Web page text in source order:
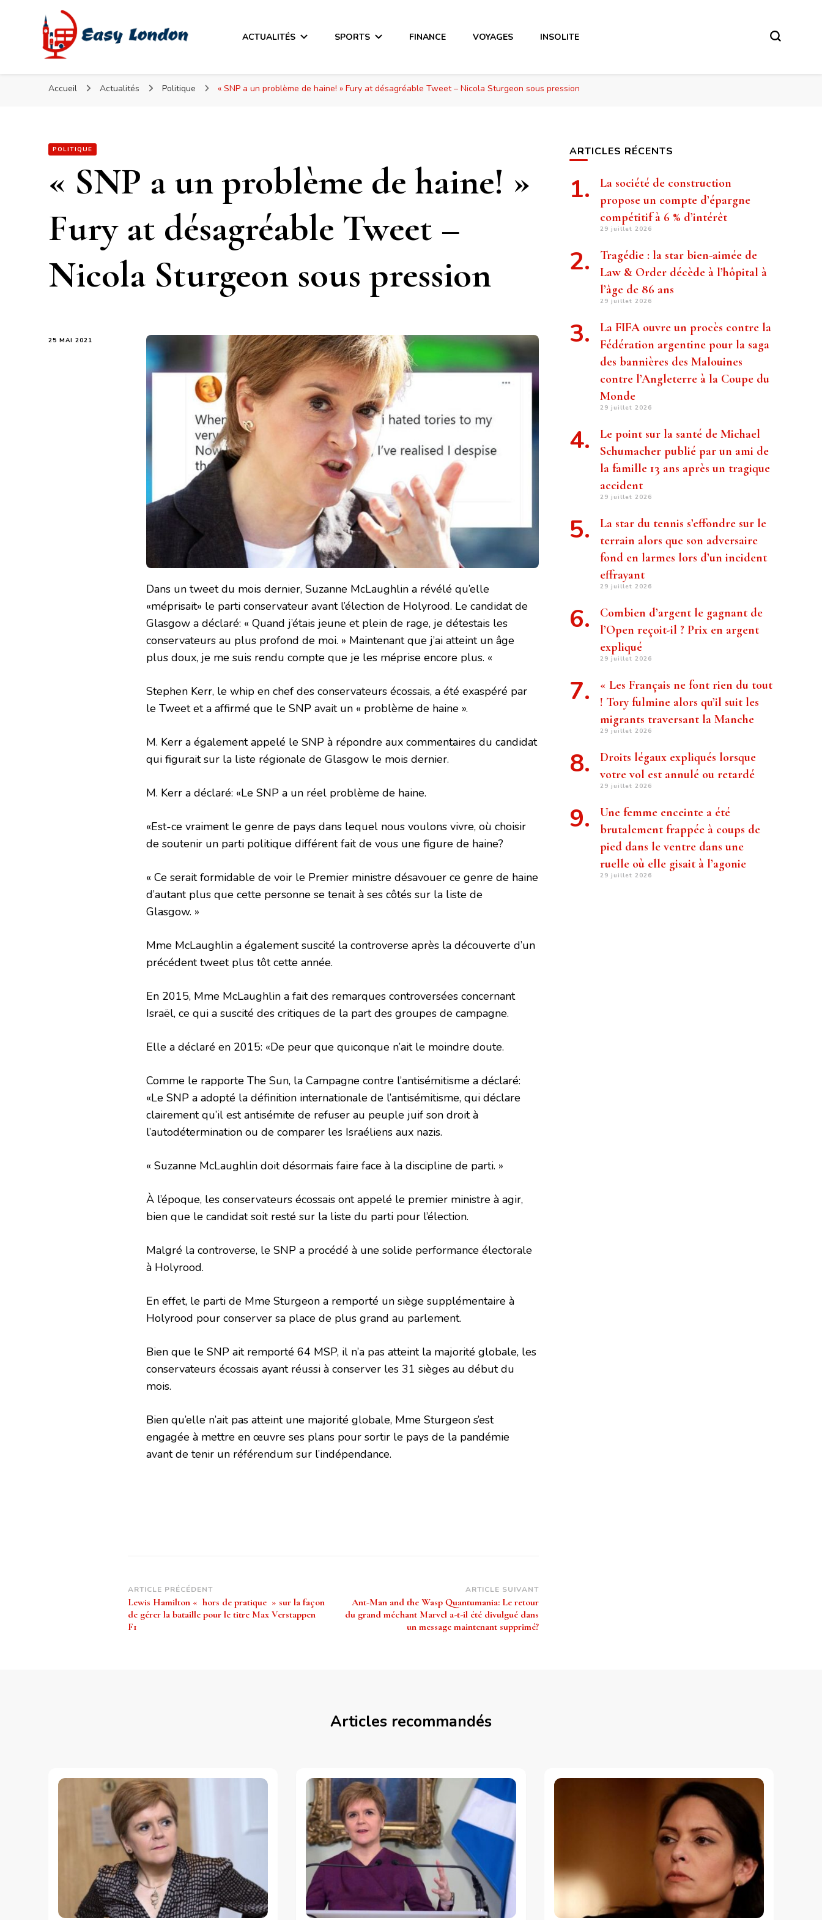
Easy London
Easy London
ACTUALITÉS SPORTS FINANCE VOYAGES INSOLITE
Accueil Actualités Politique « SNP a un problème de haine! » Fury at désagréable Tweet – Nicola Sturgeon sous pression
POLITIQUE
« SNP a un problème de haine! »
Fury at désagréable Tweet –
Nicola Sturgeon sous pression
25 MAI 2021
Dans un tweet du mois dernier, Suzanne McLaughlin a révélé qu’elle
«méprisait» le parti conservateur avant l’élection de Holyrood. Le candidat de
Glasgow a déclaré: « Quand j’étais jeune et plein de rage, je détestais les
conservateurs au plus profond de moi. » Maintenant que j’ai atteint un âge
plus doux, je me suis rendu compte que je les méprise encore plus. «
Stephen Kerr, le whip en chef des conservateurs écossais, a été exaspéré par
le Tweet et a affirmé que le SNP avait un « problème de haine ».
M. Kerr a également appelé le SNP à répondre aux commentaires du candidat
qui figurait sur la liste régionale de Glasgow le mois dernier.
M. Kerr a déclaré: «Le SNP a un réel problème de haine.
«Est-ce vraiment le genre de pays dans lequel nous voulons vivre, où choisir
de soutenir un parti politique différent fait de vous une figure de haine?
« Ce serait formidable de voir le Premier ministre désavouer ce genre de haine
d’autant plus que cette personne se tenait à ses côtés sur la liste de
Glasgow. »
Mme McLaughlin a également suscité la controverse après la découverte d’un
précédent tweet plus tôt cette année.
En 2015, Mme McLaughlin a fait des remarques controversées concernant
Israël, ce qui a suscité des critiques de la part des groupes de campagne.
Elle a déclaré en 2015: «De peur que quiconque n’ait le moindre doute.
Comme le rapporte The Sun, la Campagne contre l’antisémitisme a déclaré:
«Le SNP a adopté la définition internationale de l’antisémitisme, qui déclare
clairement qu’il est antisémite de refuser au peuple juif son droit à
l’autodétermination ou de comparer les Israéliens aux nazis.
« Suzanne McLaughlin doit désormais faire face à la discipline de parti. »
À l’époque, les conservateurs écossais ont appelé le premier ministre à agir,
bien que le candidat soit resté sur la liste du parti pour l’élection.
Malgré la controverse, le SNP a procédé à une solide performance électorale
à Holyrood.
En effet, le parti de Mme Sturgeon a remporté un siège supplémentaire à
Holyrood pour conserver sa place de plus grand au parlement.
Bien que le SNP ait remporté 64 MSP, il n’a pas atteint la majorité globale, les
conservateurs écossais ayant réussi à conserver les 31 sièges au début du
mois.
Bien qu’elle n’ait pas atteint une majorité globale, Mme Sturgeon s’est
engagée à mettre en œuvre ses plans pour sortir le pays de la pandémie
avant de tenir un référendum sur l’indépendance.
Navigation
d’article
ARTICLE PRÉCÉDENT
Lewis Hamilton « hors de pratique » sur la façon
de gérer la bataille pour le titre Max Verstappen
F1
ARTICLE SUIVANT
Ant-Man and the Wasp Quantumania: Le retour
du grand méchant Marvel a-t-il été divulgué dans
un message maintenant supprimé?
ARTICLES RÉCENTS
La société de construction
propose un compte d’épargne
compétitif à 6 % d’intérêt
29 juillet 2026
Tragédie : la star bien-aimée de
Law & Order décède à l’hôpital à
l’âge de 86 ans
29 juillet 2026
La FIFA ouvre un procès contre la
Fédération argentine pour la saga
des bannières des Malouines
contre l’Angleterre à la Coupe du
Monde
29 juillet 2026
Le point sur la santé de Michael
Schumacher publié par un ami de
la famille 13 ans après un tragique
accident
29 juillet 2026
La star du tennis s’effondre sur le
terrain alors que son adversaire
fond en larmes lors d’un incident
effrayant
29 juillet 2026
Combien d’argent le gagnant de
l’Open reçoit-il ? Prix ​​en argent
expliqué
29 juillet 2026
« Les Français ne font rien du tout
! Tory fulmine alors qu’il suit les
migrants traversant la Manche
29 juillet 2026
Droits légaux expliqués lorsque
votre vol est annulé ou retardé
29 juillet 2026
Une femme enceinte a été
brutalement frappée à coups de
pied dans le ventre dans une
ruelle où elle gisait à l’agonie
29 juillet 2026
Articles recommandés